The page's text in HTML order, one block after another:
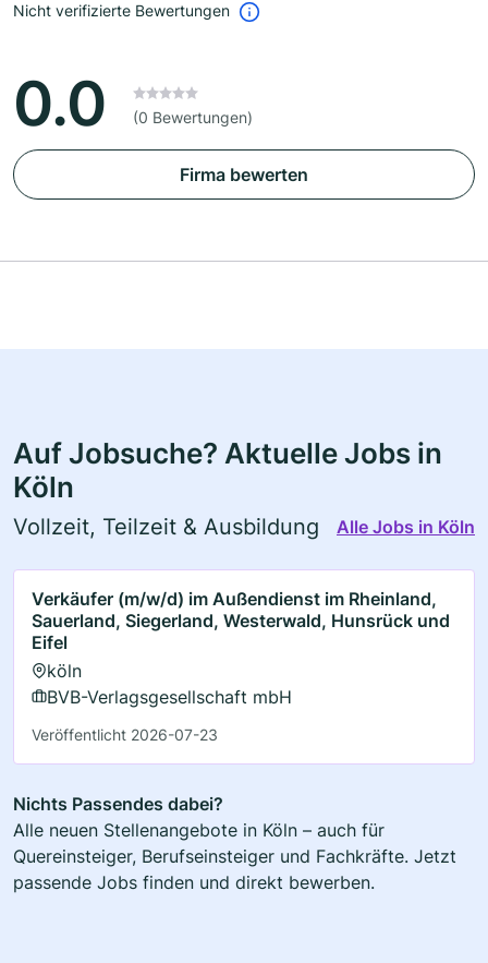
Nicht verifizierte Bewertungen
0.0 (0 Bewertungen)
Firma bewerten
Auf Jobsuche? Aktuelle Jobs in
Köln
Vollzeit, Teilzeit & Ausbildung Alle Jobs in Köln
Verkäufer (m/w/d) im Außendienst im Rheinland,
Sauerland, Siegerland, Westerwald, Hunsrück und
Eifel
köln
BVB-Verlagsgesellschaft mbH
Veröffentlicht 2026-07-23
Nichts Passendes dabei?
Alle neuen Stellenangebote in Köln – auch für
Quereinsteiger, Berufseinsteiger und Fachkräfte. Jetzt
passende Jobs finden und direkt bewerben.